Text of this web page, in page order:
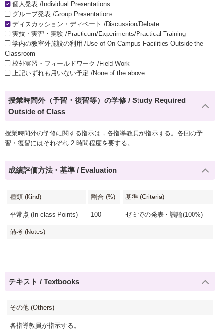
個人発表 /Individual Presentations
グループ発表 /Group Presentations
ディスカッション・ディベート /Discussion/Debate
実技・実習・実験 /Practicum/Experiments/Practical Training
学内の教室外施設の利用 /Use of On-Campus Facilities Outside the
Classroom
校外実習・フィールドワーク /Field Work
上記いずれも用いない予定 /None of the above
授業時間外（予習・復習等）の学修 / Study Required
Outside of Class
授業時間外の学修に関する指示は，各指導教員が指示する。各回の予
習・復習にはそれぞれ 2 時間程度を要する。
成績評価方法・基準 / Evaluation
種類 (Kind) 割合 (%) 基準 (Criteria)
平常点 (In-class Points) 100 ゼミでの発表・議論(100%)
備考 (Notes)
テキスト / Textbooks
その他 (Others)
各指導教員が指示する。